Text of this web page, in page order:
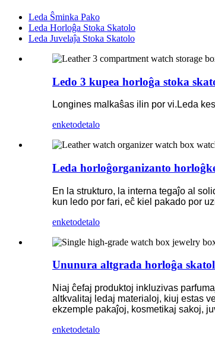
Leda Ŝminka Pako
Leda Horloĝa Stoka Skatolo
Leda Juvelaĵa Stoka Skatolo
Ledo 3 kupea horloĝa stoka
Longines malkaŝas ilin por vi.Leda
enketodetalo
Leda horloĝorganizanto
En la strukturo, la interna tegaĵo al
kun ledo por fari, eĉ kiel pakado por
enketodetalo
Ununura altgrada horloĝa
Niaj ĉefaj produktoj inkluzivas
altkvalitaj ledaj materialoj, kiuj estas
ekzemple pakaĵoj, kosmetikaj sakoj,
enketodetalo